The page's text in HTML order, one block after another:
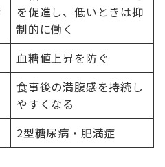
を促進し、低いときは抑
制的に働く
血糖値上昇を防ぐ
食事後の満腹感を持続し
やすくなる
2型糖尿病・肥満症